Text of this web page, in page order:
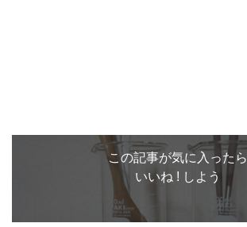
この記事が気に入ったら
いいね ! しよう